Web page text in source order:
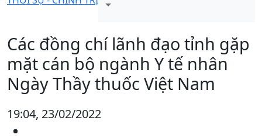
Các đồng chí lãnh đạo tỉnh gặp
mặt cán bộ ngành Y tế nhân
Ngày Thầy thuốc Việt Nam
19:04, 23/02/2022